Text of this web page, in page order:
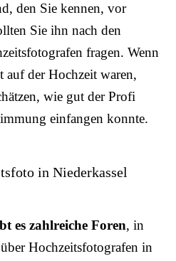
den Sie kennen, vor
Sie ihn nach den
fragen. Wenn
auf der Hochzeit waren,
wie gut der Profi
einfangen konnte.
es zahlreiche Foren, in
Hochzeitsfotografen in